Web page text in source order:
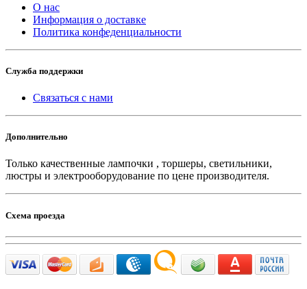
О нас
Информация о доставке
Политика конфеденциальности
Служба поддержки
Связаться с нами
Дополнительно
Только качественные лампочки , торшеры, светильники,
люстры и электрооборудование по цене производителя.
Схема проезда